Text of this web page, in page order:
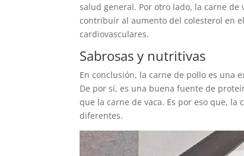
salud general. Por otro lado, la carne
contribuir al aumento del colesterol en
cardiovasculares.
Sabrosas y nutritivas
En conclusión, la carne de pollo es una
De por sí, es una buena fuente de
que la carne de vaca. Es por eso que,
diferentes.